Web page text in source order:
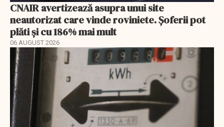
CNAIR avertizează asupra unui site
neautorizat care vinde roviniete. Șoferii pot
plăti și cu 186% mai mult
06 AUGUST 2026